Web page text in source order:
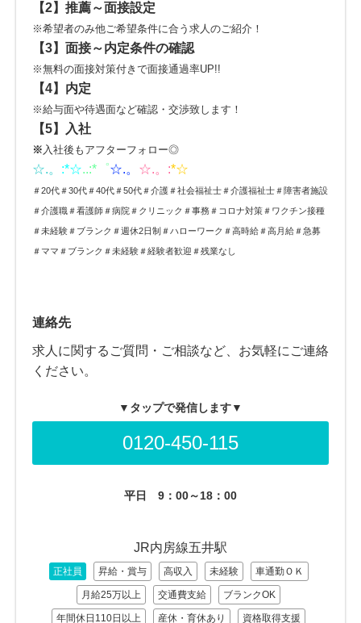
【2】 推薦～面接設定
※希望者のみ他ご希望条件に合う求人のご紹介！
【3】 面接～内定条件の確認
※無料の面接対策付きで面接通過率UP!!
【4】内定
※給与面や待遇面など確認・交渉致します！
【5】入社
※ 入社後もアフターフォロー◎
☆.。 :*☆..:*゜☆.。 ☆.。:*☆
＃20代＃30代＃40代＃50代＃介護＃社会福祉士＃介護福祉士＃障害者施設
＃介護職＃看護師＃病院＃クリニック＃事務＃コロナ対策＃ワクチン接種
＃未経験＃ブランク＃週休2日制＃ハローワーク＃高時給＃高月給＃急募
＃ママ＃ブランク＃未経験＃経験者歓迎＃残業なし
連絡先
求人に関するご質問・ご相談など、お気軽にご連絡
ください。
▼タップで発信します▼
0120-450-115
平日 9：00～18：00
JR内房線五井駅
正社員 昇給・賞与 高収入 未経験 車通勤ＯＫ
月給25万以上 交通費支給 ブランクOK
年間休日110日以上 産休・育休あり 資格取得支援